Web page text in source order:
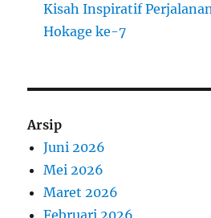
Kisah Inspiratif
Hokage ke-7
Arsip
Juni 2026
Mei 2026
Maret 2026